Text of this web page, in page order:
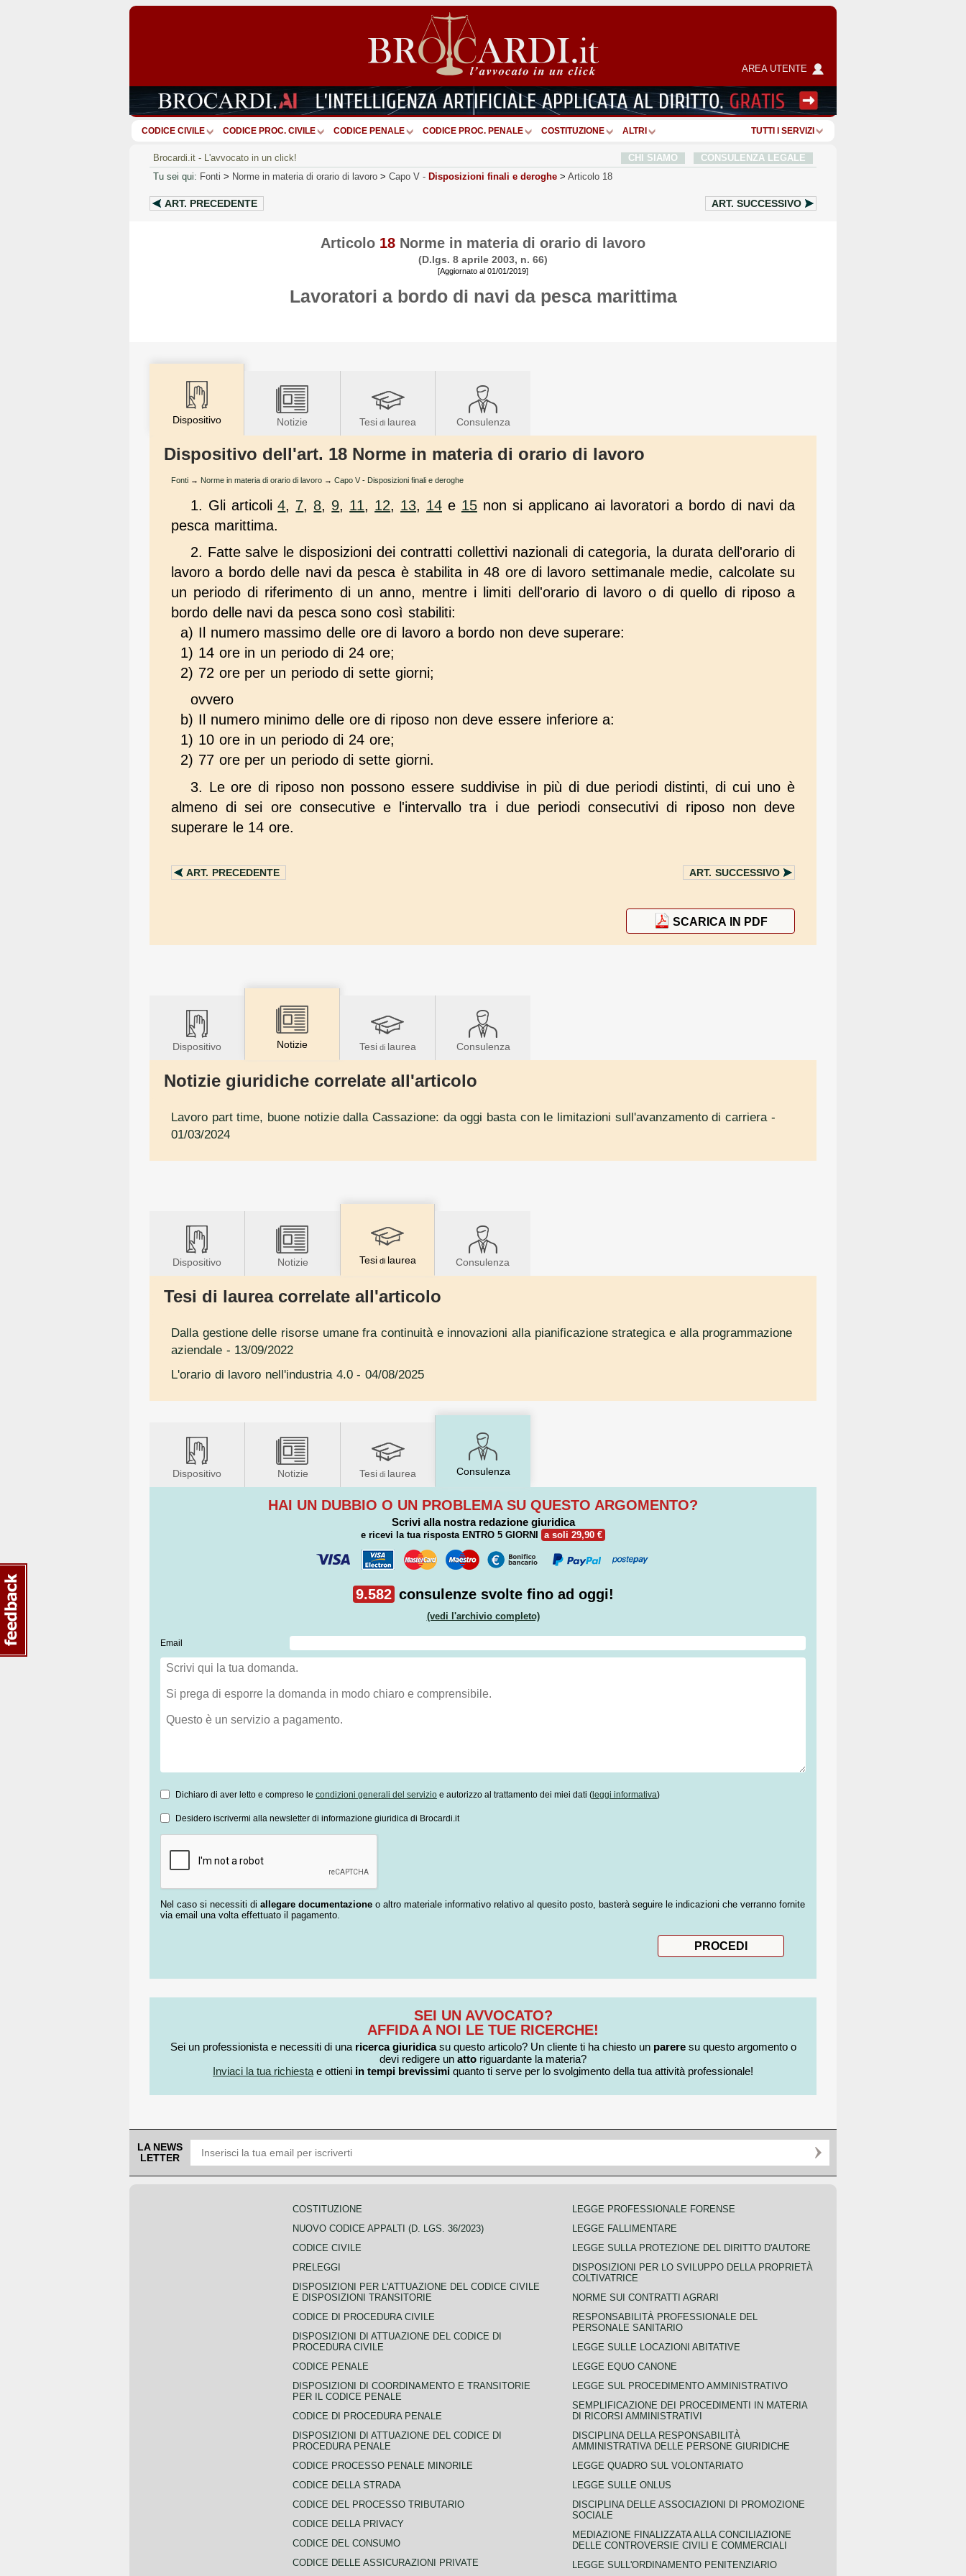
AREA UTENTE
CODICE CIVILE CODICE PROC. CIVILE CODICE PENALE CODICE PROC. PENALE COSTITUZIONE ALTRI TUTTI I SERVIZI
Brocardi.it - L'avvocato in un click! CHI SIAMO
CONSULENZA LEGALE
Tu sei qui: Fonti > Norme in materia di orario di lavoro > Capo V - Disposizioni finali e deroghe > Articolo 18
ART. PRECEDENTE ART. SUCCESSIVO
Articolo 18 Norme in materia di orario di lavoro
(D.lgs. 8 aprile 2003, n. 66)
[Aggiornato al 01/01/2019]
Lavoratori a bordo di navi da pesca marittima
Dispositivo Notizie Tesi di laurea Consulenza
Dispositivo dell'art. 18 Norme in materia di orario di lavoro
Fonti → Norme in materia di orario di lavoro → Capo V - Disposizioni finali e deroghe
1. Gli articoli4, 7, 8, 9, 11, 12, 13, 14 e 15non si applicano ai lavoratori a bordo di navi da
pesca marittima.
2. Fatte salve le disposizioni dei contratti collettivi nazionali di categoria, la durata dell'orario di
lavoro a bordo delle navi da pesca è stabilita in 48 ore di lavoro settimanale medie, calcolate su
un periodo di riferimento di un anno, mentre i limiti dell'orario di lavoro o di quello di riposo a
bordo delle navi da pesca sono così stabiliti:
a) Il numero massimo delle ore di lavoro a bordo non deve superare:
1) 14 ore in un periodo di 24 ore;
2) 72 ore per un periodo di sette giorni;
ovvero
b) Il numero minimo delle ore di riposo non deve essere inferiore a:
1) 10 ore in un periodo di 24 ore;
2) 77 ore per un periodo di sette giorni.
3. Le ore di riposo non possono essere suddivise in più di due periodi distinti, di cui uno è
almeno di sei ore consecutive e l'intervallo tra i due periodi consecutivi di riposo non deve
superare le 14 ore.
ART. PRECEDENTE ART. SUCCESSIVO
SCARICA IN PDF
Dispositivo Notizie Tesidi laurea Consulenza
Notizie giuridiche correlate all'articolo
Lavoro part time, buone notizie dalla Cassazione: da oggi basta con le limitazioni sull'avanzamento di carriera -
01/03/2024
Dispositivo Notizie Tesidi laurea Consulenza
Tesi di laurea correlate all'articolo
Dalla gestione delle risorse umane fra continuità e innovazioni alla pianificazione strategica e alla programmazione
aziendale - 13/09/2022
L'orario di lavoro nell'industria 4.0- 04/08/2025
Dispositivo Notizie Tesi di laurea Consulenza
HAI UN DUBBIO O UN PROBLEMA SU QUESTO ARGOMENTO?
Scrivi alla nostra redazione giuridica
e ricevi la tua risposta ENTRO 5 GIORNI a soli 29,90 €
9.582 consulenze svolte fino ad oggi!
(vedi l'archivio completo)
Email
Dichiaro di aver letto e compreso le condizioni generali del servizio e autorizzo al trattamento dei miei dati (leggi informativa)
Desidero iscrivermi alla newsletter di informazione giuridica di Brocardi.it
Nel caso si necessiti di allegare documentazione o altro materiale informativo relativo al quesito posto, basterà seguire le indicazioni che verranno fornite
via email una volta effettuato il pagamento.
SEI UN AVVOCATO?
AFFIDA A NOI LE TUE RICERCHE!
Sei un professionista e necessiti di una ricerca giuridicasu questo articolo? Un cliente ti ha chiesto un pareresu questo argomento o
devi redigere un atto riguardante la materia?
Inviaci la tua richiesta e ottieni in tempi brevissimi quanto ti serve per lo svolgimento della tua attività professionale!
LA NEWS
LETTER
COSTITUZIONE
NUOVO CODICE APPALTI (D. LGS. 36/2023)
CODICE CIVILE
PRELEGGI
DISPOSIZIONI PER L'ATTUAZIONE DEL CODICE CIVILE
E DISPOSIZIONI TRANSITORIE
CODICE DI PROCEDURA CIVILE
DISPOSIZIONI DI ATTUAZIONE DEL CODICE DI
PROCEDURA CIVILE
CODICE PENALE
DISPOSIZIONI DI COORDINAMENTO E TRANSITORIE
PER IL CODICE PENALE
CODICE DI PROCEDURA PENALE
DISPOSIZIONI DI ATTUAZIONE DEL CODICE DI
PROCEDURA PENALE
CODICE PROCESSO PENALE MINORILE
CODICE DELLA STRADA
CODICE DEL PROCESSO TRIBUTARIO
CODICE DELLA PRIVACY
CODICE DEL CONSUMO
CODICE DELLE ASSICURAZIONI PRIVATE
LEGGE PROFESSIONALE FORENSE
LEGGE FALLIMENTARE
LEGGE SULLA PROTEZIONE DEL DIRITTO D'AUTORE
DISPOSIZIONI PER LO SVILUPPO DELLA PROPRIETÀ
COLTIVATRICE
NORME SUI CONTRATTI AGRARI
RESPONSABILITÀ PROFESSIONALE DEL
PERSONALE SANITARIO
LEGGE SULLE LOCAZIONI ABITATIVE
LEGGE EQUO CANONE
LEGGE SUL PROCEDIMENTO AMMINISTRATIVO
SEMPLIFICAZIONE DEI PROCEDIMENTI IN MATERIA
DI RICORSI AMMINISTRATIVI
DISCIPLINA DELLA RESPONSABILITÀ
AMMINISTRATIVA DELLE PERSONE GIURIDICHE
LEGGE QUADRO SUL VOLONTARIATO
LEGGE SULLE ONLUS
DISCIPLINA DELLE ASSOCIAZIONI DI PROMOZIONE
SOCIALE
MEDIAZIONE FINALIZZATA ALLA CONCILIAZIONE
DELLE CONTROVERSIE CIVILI E COMMERCIALI
LEGGE SULL'ORDINAMENTO PENITENZIARIO